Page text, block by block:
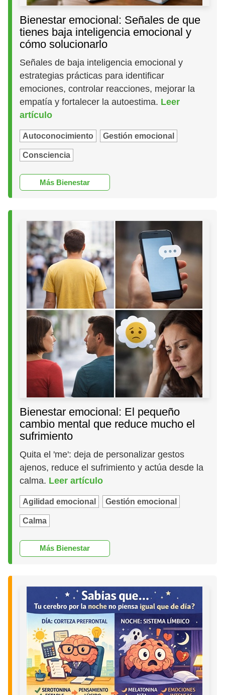
Bienestar emocional: Señales de que
tienes baja inteligencia emocional y
cómo solucionarlo
Señales de baja inteligencia emocional y
estrategias prácticas para identificar
emociones, controlar reacciones, mejorar la
empatía y fortalecer la autoestima. Leer
artículo
Autoconocimiento Gestión emocional
Consciencia
Más Bienestar
Bienestar emocional: El pequeño
cambio mental que reduce mucho el
sufrimiento
Quita el 'me': deja de personalizar gestos
ajenos, reduce el sufrimiento y actúa desde la
calma. Leer artículo
Agilidad emocional Gestión emocional
Calma
Más Bienestar